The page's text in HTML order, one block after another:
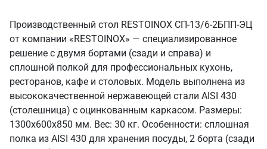
Производственный стол RESTOINOX СП-13/6-2БПП-ЭЦ
от компании «RESTOINOX» — специализированное
решение с двумя бортами (сзади и справа) и
сплошной полкой для профессиональных кухонь,
ресторанов, кафе и столовых. Модель выполнена из
высококачественной нержавеющей стали AISI 430
(столешница) с оцинкованным каркасом. Размеры:
1300x600x850 мм. Вес: 30 кг. Особенности: сплошная
полка из AISI 430 для хранения посуды, 2 борта (сзади